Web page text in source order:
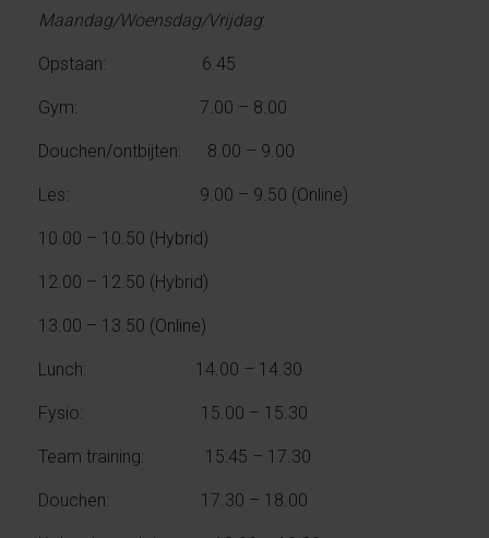
Maandag/Woensdag/Vrijdag:
Opstaan: 6.45
Gym: 7.00 – 8.00
Douchen/ontbijten: 8.00 – 9.00
Les: 9.00 – 9.50 (Online)
10.00 – 10.50 (Hybrid)
12.00 – 12.50 (Hybrid)
13.00 – 13.50 (Online)
Lunch: 14.00 – 14.30
Fysio: 15.00 – 15.30
Team training: 15:45 – 17.30
Douchen: 17.30 – 18.00